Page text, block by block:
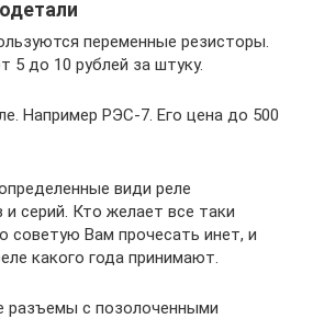
переменные резисторы.
5 до 10 рублей за штуку.
Например РЭС-7. Его цена до 500
види реле
серий. Кто желает все таки
советую Вам прочесать инет, и
какого года принимают.
разъемы с позолоченными